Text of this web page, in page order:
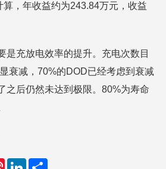
，年收益约为243.84万元，收益
是充放电效率的提升。充电次数目
衰减，70%的DOD已经考虑到衰减
之后仍然未达到极限。80%为寿命
S
L